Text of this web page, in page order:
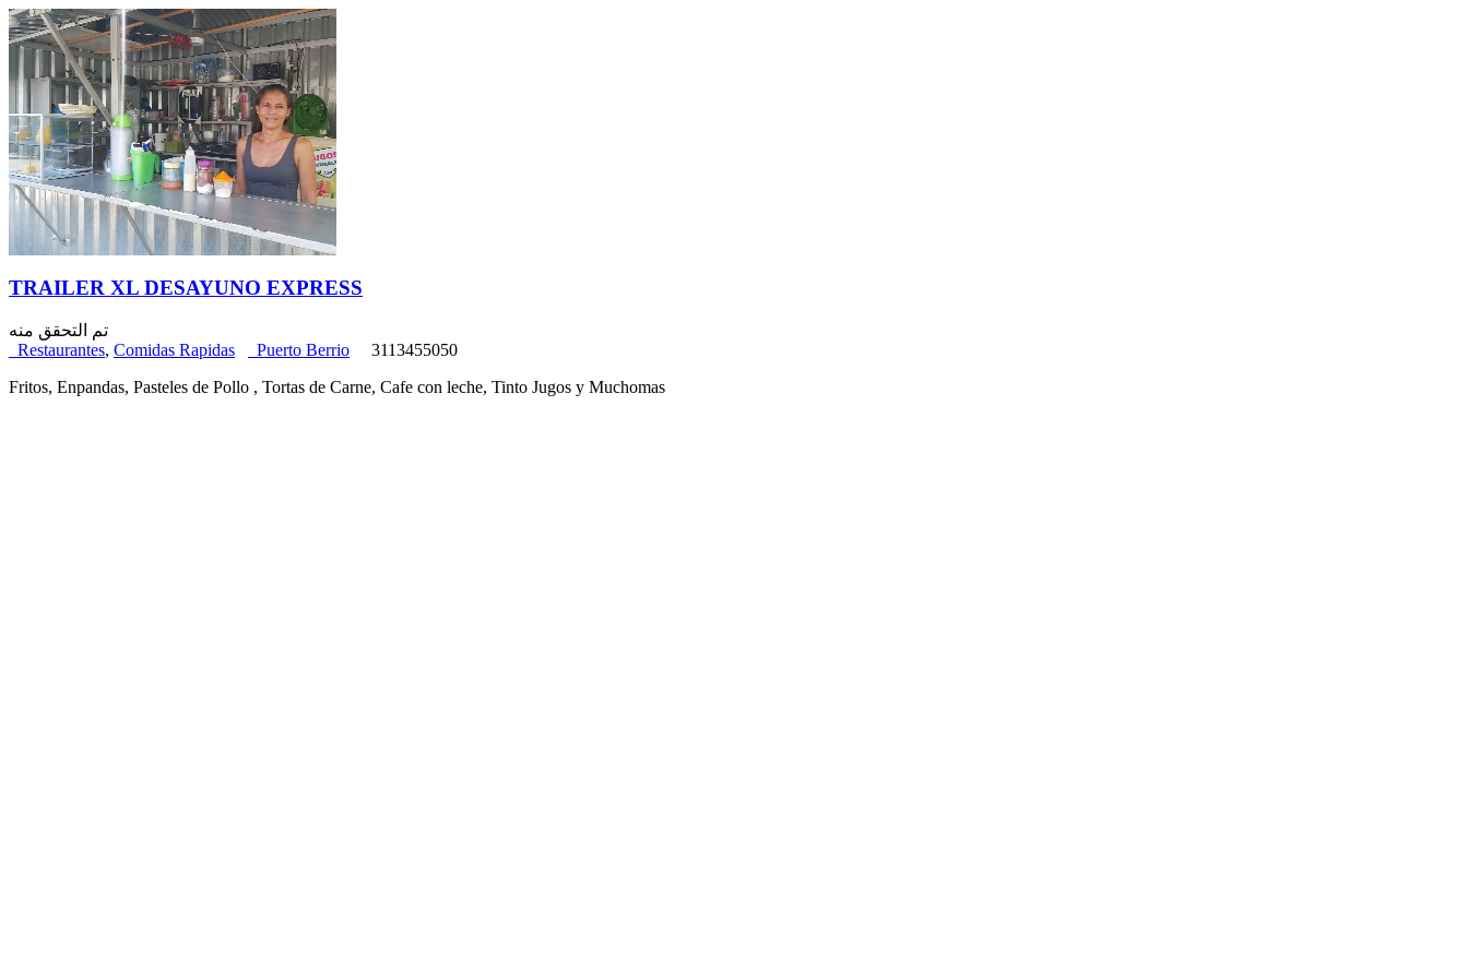
TRAILER XL DESAYUNO EXPRESS
تم التحقق منه
Restaurantes, Comidas Rapidas Puerto Berrio
3113455050
Fritos, Enpandas, Pasteles de Pollo , Tortas de Carne, Cafe con leche, Tinto Jugos y Muchomas